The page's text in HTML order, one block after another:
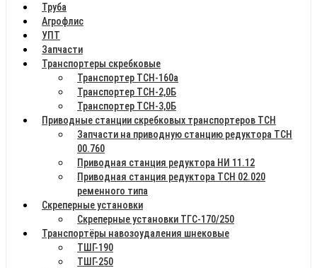
Труба
Агрофлис
УПТ
Запчасти
Транспортеры скребковые
Транспортер ТСН-160а
Транспортер ТСН-2,0Б
Транспортер ТСН-3,0Б
Приводные станции скребковых транспортеров ТСН
Запчасти на приводную станцию редуктора ТСН
00.760
Приводная станция редуктора НИ 11.12
Приводная станция редуктора ТСН 02.020
ременного типа
Скреперные установки
Скреперные установки ТГС-170/250
Транспортёры навозоудаления шнековые
ТШГ-190
ТШГ-250